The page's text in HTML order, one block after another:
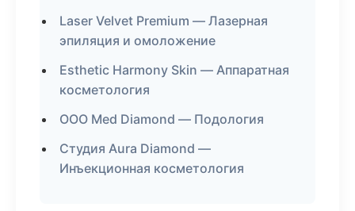
Laser Velvet Premium — Лазерная
эпиляция и омоложение
Esthetic Harmony Skin — Аппаратная
косметология
ООО Med Diamond — Подология
Студия Aura Diamond —
Инъекционная косметология